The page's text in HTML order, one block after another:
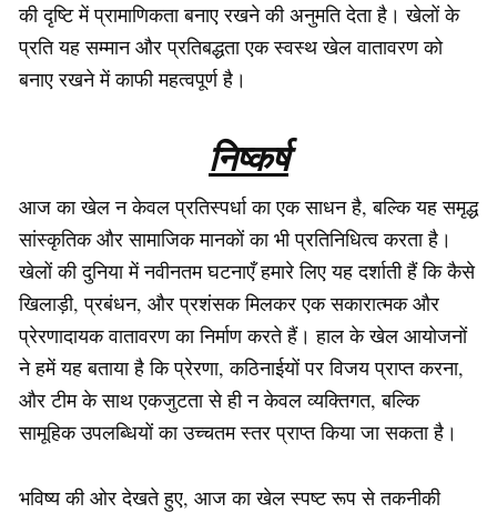
की दृष्टि में प्रामाणिकता बनाए रखने की अनुमति देता है। खेलों के
प्रति यह सम्मान और प्रतिबद्धता एक स्वस्थ खेल वातावरण को
बनाए रखने में काफी महत्वपूर्ण है।
निष्कर्ष
आज का खेल न केवल प्रतिस्पर्धा का एक साधन है, बल्कि यह समृद्ध
सांस्कृतिक और सामाजिक मानकों का भी प्रतिनिधित्व करता है।
खेलों की दुनिया में नवीनतम घटनाएँ हमारे लिए यह दर्शाती हैं कि कैसे
खिलाड़ी, प्रबंधन, और प्रशंसक मिलकर एक सकारात्मक और
प्रेरणादायक वातावरण का निर्माण करते हैं। हाल के खेल आयोजनों
ने हमें यह बताया है कि प्रेरणा, कठिनाईयों पर विजय प्राप्त करना,
और टीम के साथ एकजुटता से ही न केवल व्यक्तिगत, बल्कि
सामूहिक उपलब्धियों का उच्चतम स्तर प्राप्त किया जा सकता है।
भविष्य की ओर देखते हुए, आज का खेल स्पष्ट रूप से तकनीकी